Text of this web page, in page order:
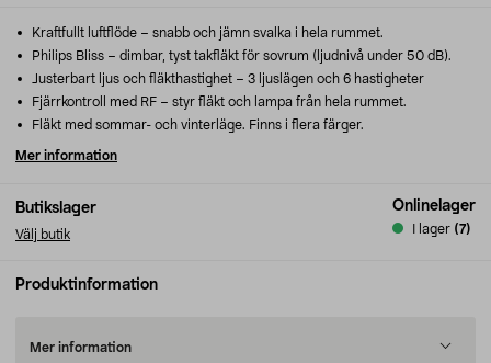
Butikslager
Välj butik
Onlinelager
I lager (7)
Kraftfullt luftflöde – snabb och jämn svalka i hela rummet.
Philips Bliss – dimbar, tyst takfläkt för sovrum (ljudnivå under 50 dB).
Justerbart ljus och fläkthastighet – 3 ljuslägen och 6 hastigheter
Fjärrkontroll med RF – styr fläkt och lampa från hela rummet.
Fläkt med sommar- och vinterläge. Finns i flera färger.
Mer information
Produktinformation
Mer information